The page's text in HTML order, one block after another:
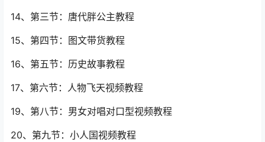
14、第三节：唐代胖公主教程
15、第四节：图文带货教程
16、第五节：历史故事教程
17、第六节：人物飞天视频教程
19、第八节：男女对唱对口型视频教程
20、第九节：小人国视频教程